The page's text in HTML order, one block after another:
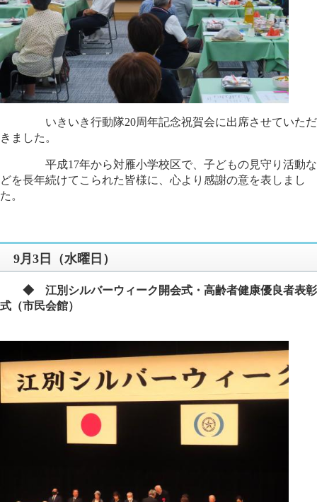
いきいき行動隊20周年記念祝賀会に出席させていただ
きました。
平成17年から対雁小学校区で、子どもの見守り活動な
どを長年続けてこられた皆様に、心より感謝の意を表しまし
た。
9月3日（水曜日）
◆ 江別シルバーウィーク開会式・高齢者健康優良者表彰
式（市民会館）​